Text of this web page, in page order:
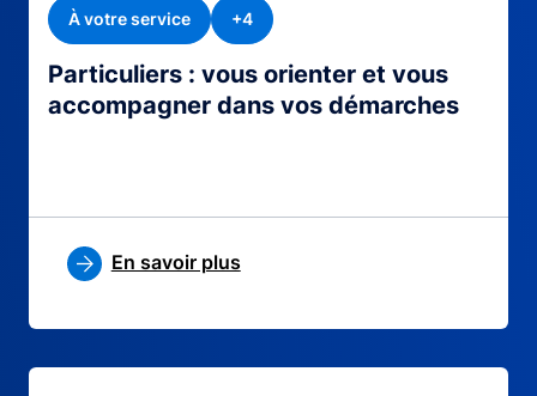
Particuliers : vous orienter et vous
accompagner dans vos démarches
À votre service
+4
En savoir plus